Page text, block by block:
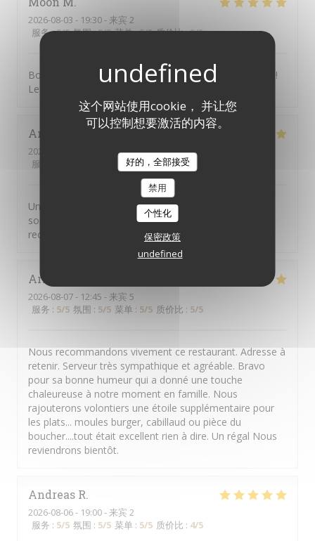
这个网站使用cookie， 并让您
可以控制想要激活的内容。
好的，全部接受
禁用
个性化
保密政策
undefined
2026-08-03 - 19:30 - 来宾 2
服务:5/5 氛围:5/5 菜单:5/5 质价比:5/5
Bonne ambiance, nous avons passé un moment extra!
Les personnes au service ont été très aimables.
Annie
2026-08-08
- 12:30 - 来宾 4
服务
菜单:5 /5 质价比:
Un accueil génial Service excellent Une cuisine
somptueuse Une équipe jeune et dynamique Je
recommande vivement
Arnaud
2026-08-07- 12:45 - 来宾 5
服务 : 5/5 氛围 : 5/5 菜单 : 5/5 质价比 : 5/5
Nous recommandons vivement ce restaurant. Adresse à
retenir. Serveur très sympathique et agréable. Bravo
pour sa bonne humeur qui a donné une touche
chaleureuse à notre moment en famille. Nous
rajouterons volontiers une étoile supplémentaire pour
les plats... moules burger, cabillaud ou pièce du
boucher....tout était excellent rien à dire. Un régal Nous
reviendrons bientôt.
Andreas R
2026-08-06- 19:00 - 来宾 2
服务 : 5/5 氛围 : 5/5 菜单 : 5/5 质价比 : 4/5